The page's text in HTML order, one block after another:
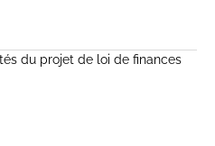
du projet de loi de finances